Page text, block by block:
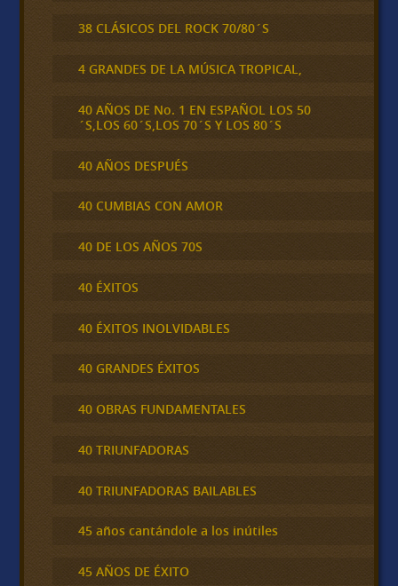
38 CLÁSICOS DEL ROCK 70/80´S
4 GRANDES DE LA MÚSICA TROPICAL,
40 AÑOS DE No. 1 EN ESPAÑOL LOS 50
´S,LOS 60´S,LOS 70´S Y LOS 80´S
40 AÑOS DESPUÉS
40 CUMBIAS CON AMOR
40 DE LOS AÑOS 70S
40 ÉXITOS
40 ÉXITOS INOLVIDABLES
40 GRANDES ÉXITOS
40 OBRAS FUNDAMENTALES
40 TRIUNFADORAS
40 TRIUNFADORAS BAILABLES
45 años cantándole a los inútiles
45 AÑOS DE ÉXITO